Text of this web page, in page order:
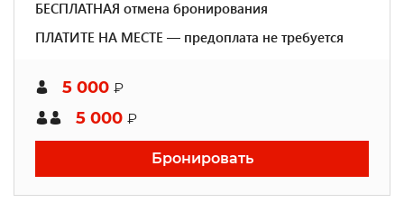
БЕСПЛАТНАЯ отмена бронирования
ПЛАТИТЕ НА МЕСТЕ — предоплата не требуется
5 000 ₽
5 000 ₽
Бронировать